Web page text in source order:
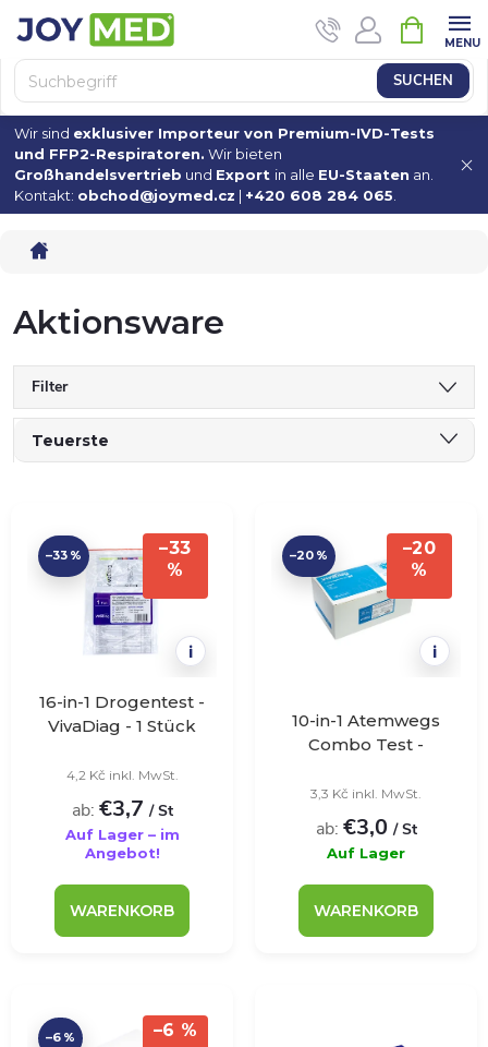
Inhalt
springen
SUCHEN
Wir sind exklusiver Importeur von Premium-IVD-Tests
und FFP2-Respiratoren. Wir bieten
Großhandelsvertrieb und Export in alle EU-Staaten an.
Kontakt: obchod@joymed.cz | +420 608 284 065
Aktionsware
Filter
P
Teuerste
Alphabetisch
–33
%
i
–33 %
16-in-1 Drogentest -
VivaDiag - 1 Stück
4,2 Kč inkl. MwSt.
ab: €3,7 / St
Auf Lager – im
Angebot!
WARENKORB
–20
%
i
–20 %
10-in-1 Atemwegs
Combo Test -
3,3 Kč inkl. MwSt.
ab: €3,0 / St
Auf Lager
WARENKORB
–6 %
–6 %